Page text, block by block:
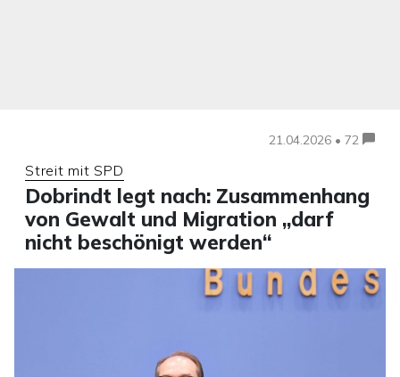
21.04.2026 • 72
Streit mit SPD
Dobrindt legt nach: Zusammenhang
von Gewalt und Migration „darf
nicht beschönigt werden“